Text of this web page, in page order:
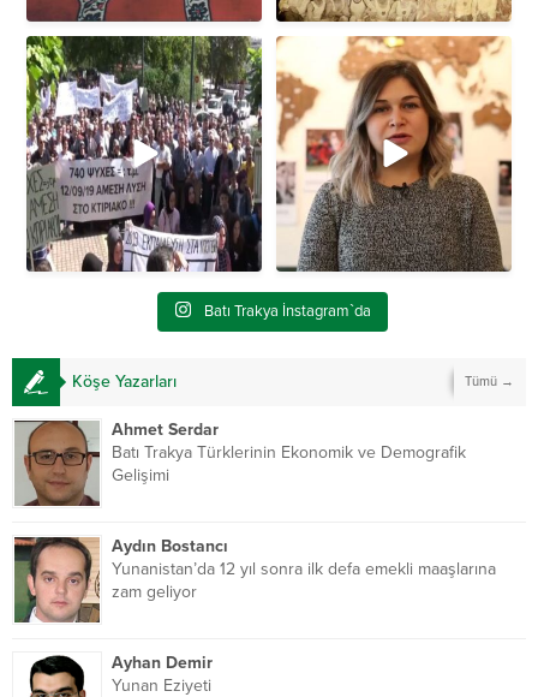
Batı Trakya’da ek derslik ve yeni
okul binası için...
🇹🇷 Türkiye çok güzel 🇹🇷
Amerika’dan ...
Batı Trakya İnstagram`da
Köşe Yazarları Tümü →
Ahmet Serdar
Batı Trakya Türklerinin Ekonomik ve Demografik
Gelişimi
Aydın Bostancı
Yunanistan’da 12 yıl sonra ilk defa emekli maaşlarına
zam geliyor
Ayhan Demir
Yunan Eziyeti